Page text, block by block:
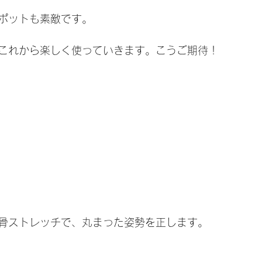
ットも素敵です。
れから楽しく使っていきます。こうご期待！
ストレッチで、丸まった姿勢を正します。